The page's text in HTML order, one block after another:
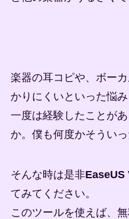
楽器の耳コピや、ボー
かりにくいといった悩
一度は経験したことが
か。僕も何度かそういっ
そんな時は是非EaseUS
てみてください。
このツールを使えば、